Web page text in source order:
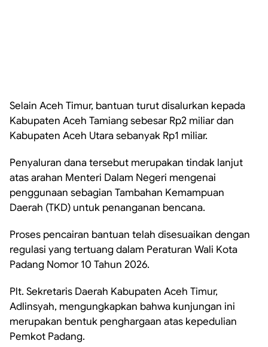
Selain Aceh Timur, bantuan turut disalurkan kepada
Kabupaten Aceh Tamiang sebesar Rp2 miliar dan
Kabupaten Aceh Utara sebanyak Rp1 miliar.
Penyaluran dana tersebut merupakan tindak lanjut
atas arahan Menteri Dalam Negeri mengenai
penggunaan sebagian Tambahan Kemampuan
Daerah (TKD) untuk penanganan bencana.
Proses pencairan bantuan telah disesuaikan dengan
regulasi yang tertuang dalam Peraturan Wali Kota
Padang Nomor 10 Tahun 2026.
Plt. Sekretaris Daerah Kabupaten Aceh Timur,
Adlinsyah, mengungkapkan bahwa kunjungan ini
merupakan bentuk penghargaan atas kepedulian
Pemkot Padang.